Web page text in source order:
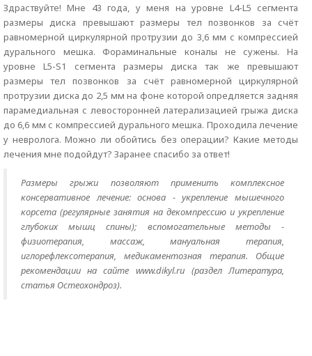
Здраствуйте! Мне 43 года, у меня на уровне L4-L5 сегмента
размеры диска превышают размеры тел позвонков за счёт
равномерной циркулярной протрузии до 3,6 мм с компрессией
дурального мешка. Фораминальные коналы не сужены. На
уровне L5-S1 сегмента размеры диска так же превышают
размеры тел позвонков за счёт равномерной циркулярной
протрузии диска до 2,5 мм на фоне которой опредляется задняя
парамедиальная с левосторонней латерализацией грыжа диска
до 6,6 мм с компрессией дурального мешка. Проходила лечение
у невролога. Можно ли обойтись без операции? Какие методы
лечения мне подойдут? Заранее спасибо за ответ!
Размеры грыжи позволяют применить комплексное
консервативное лечение: основа - укрепление мышечного
корсета (регулярные занятия на декомпрессию и укрепление
глубоких мышц спины); вспомогательные методы -
физиотерапия, массаж, мануальная терапия,
иглорефлексотерапия, медикаментозная терапия. Общие
рекомендации на сайте www.dikyl.ru (раздел Литература,
статья Остеохондроз).